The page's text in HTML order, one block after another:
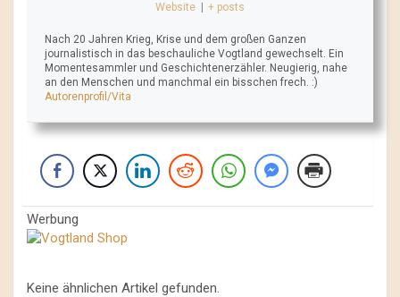
Website | + posts
Nach 20 Jahren Krieg, Krise und dem großen Ganzen
journalistisch in das beschauliche Vogtland gewechselt. Ein
Momentesammler und Geschichtenerzähler. Neugierig, nahe
an den Menschen und manchmal ein bisschen frech. :)
Autorenprofil/Vita
Werbung
Keine ähnlichen Artikel gefunden.